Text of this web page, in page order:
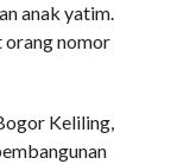
anak yatim.
orang nomor
Keliling,